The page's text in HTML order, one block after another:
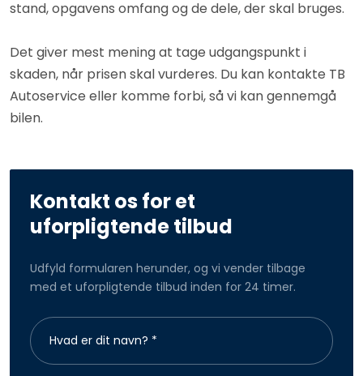
stand, opgavens omfang og de dele, der skal bruges.
Det giver mest mening at tage udgangspunkt i
skaden, når prisen skal vurderes. Du kan kontakte TB
Autoservice eller komme forbi, så vi kan gennemgå
bilen.
Kontakt os for et
uforpligtende tilbud
Udfyld formularen herunder, og vi vender tilbage
med et uforpligtende tilbud inden for 24 timer.